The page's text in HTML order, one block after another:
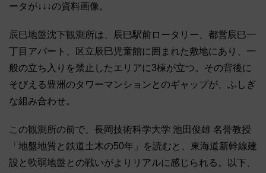
ータが↓↓↓の資料画像。
辰巳地盤沈下観測所は、辰巳駅前ロータリー、都営辰巳一
丁目アパート、区立辰巳児童館に囲まれた敷地にあり、一
般の立ち入りを禁止したエリアに3棟が立つ。その背後に
そびえる豊洲のタワーマンションとのギャップが、ふしぎ
な組み合わせ。
この観測所の前で、長岡技術科学大学 池田俊雄 名誉教授
「地盤地質と鉄道土木の50年」を読むと、東海道新幹線建
設と軟弱地盤との戦いがよりリアルに感じられる。以下、